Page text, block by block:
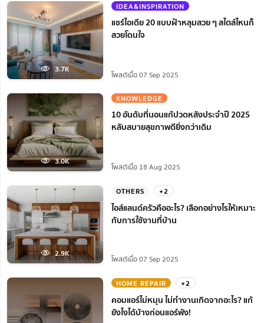
3.7K
IDEA&INSPIRATION
แชร์ไอเดีย 20 แบบฝ้าหลุมสวย ๆ สไตล์ไหนก็
สวยโดนใจ
โพสต์เมื่อ 07 Sep 2025
3.0K
KNOWLEDGE
10 อันดับที่นอนแก้ปวดหลังประจำปี 2025
หลับสบายสุขภาพดียิ่งกว่าเดิม
โพสต์เมื่อ 18 Aug 2025
2.9K
OTHERS +2
ไอส์แลนด์ครัวคืออะไร? เลือกอย่างไรให้เหมาะ
กับการใช้งานที่บ้าน
โพสต์เมื่อ 07 Sep 2025
HOME REPAIR +2
คอมแอร์ไม่หมุน ไม่ทํางานเกิดจากอะไร? แก้
ยังไงได้บ้างก่อนแอร์พัง!